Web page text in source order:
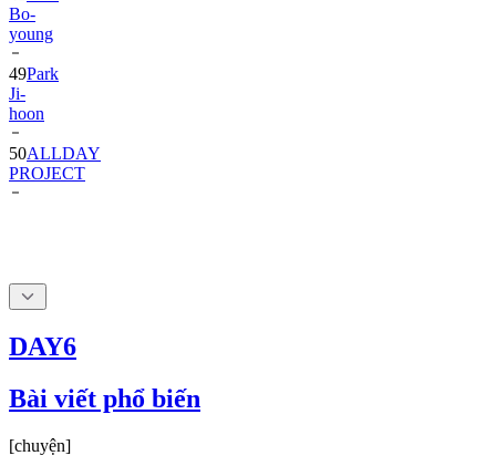
Bo-
young
49Park
Ji-
hoon
50ALLDAY
PROJECT
DAY6
Bài viết phổ biến
[chuyện]